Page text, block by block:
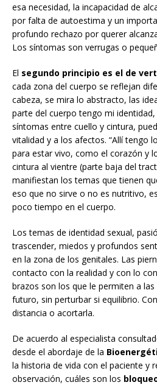
esa necesidad, la incapacidad de
por falta de autoestima y un
profundo rechazo por querer
Los síntomas son verrugas o
El segundo principio es el de
cada zona del cuerpo se reflejan
cabeza, se mira lo abstracto, las
parte del cuerpo tengo mi
síntomas entre cuello y cintura,
vitalidad y a los afectos. “Allí tengo
para estar vivo, como el corazón y
cintura al vientre (parte baja del
manifiestan los temas que tienen
eso que no sirve o no es nutritivo,
poco tiempo en el cuerpo.
Los temas de identidad sexual,
trascender, miedos y profundos
en la zona de los genitales. Las
contacto con la realidad y con lo
brazos son los que le permiten a
futuro, sin perturbar si equilibrio.
distancia o acortarla.
De acuerdo al especialista
desde el abordaje de la
la historia de vida con el paciente y
observación, cuáles son los